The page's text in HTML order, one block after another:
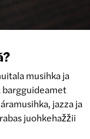
musihka ja
bargguideamet
jazza ja
juohkehažžii